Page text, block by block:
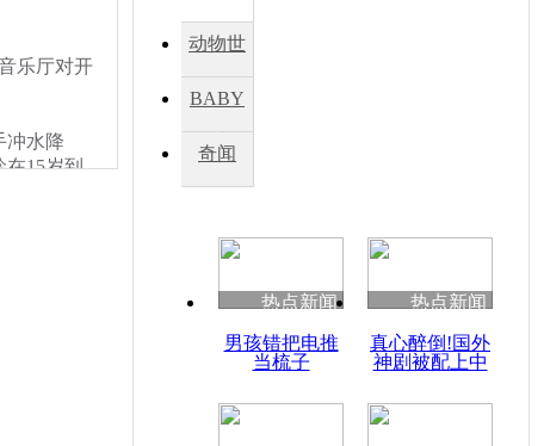
因
度苗族花山节
乐厅对开
水降
在15岁到
动物世
BABY
秀
奇闻
热点新闻
男孩错把电推
当梳子
热点新闻
真心醉倒!国外
神剧被配上中